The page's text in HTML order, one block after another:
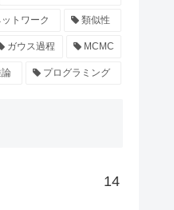
トワーク 類似性
ガウス過程 MCMC
プログラミング
14